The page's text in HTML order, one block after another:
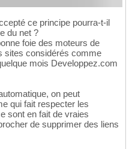
ce principe pourra-t-il
du net ?
foie des moteurs de
sites considérés comme
mois Developpez.com
on peut
qui fait respecter les
sont en fait de vraies
de supprimer des liens